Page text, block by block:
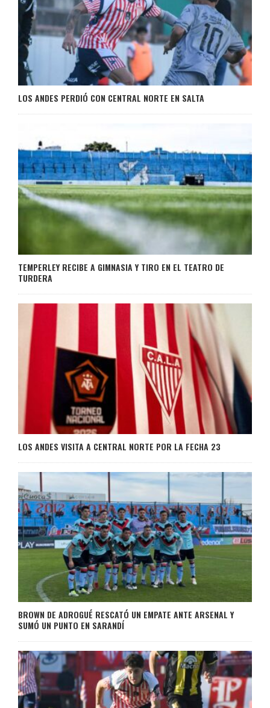
LOS ANDES PERDIÓ CON CENTRAL NORTE EN SALTA
TEMPERLEY RECIBE A GIMNASIA Y TIRO EN EL TEATRO DE
TURDERA
LOS ANDES VISITA A CENTRAL NORTE POR LA FECHA 23
BROWN DE ADROGUÉ RESCATÓ UN EMPATE ANTE ARSENAL Y
SUMÓ UN PUNTO EN SARANDÍ